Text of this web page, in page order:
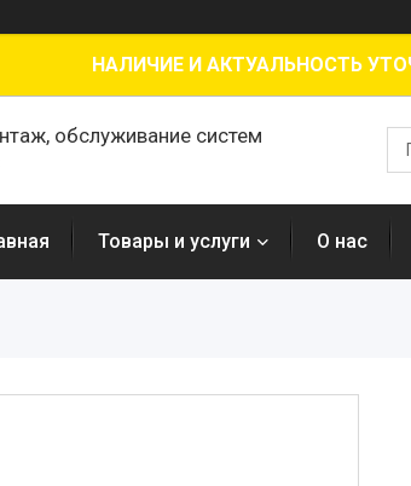
НАЛИЧИЕ И АКТУАЛЬНОСТЬ
обслуживание систем
Товары и услуги О нас